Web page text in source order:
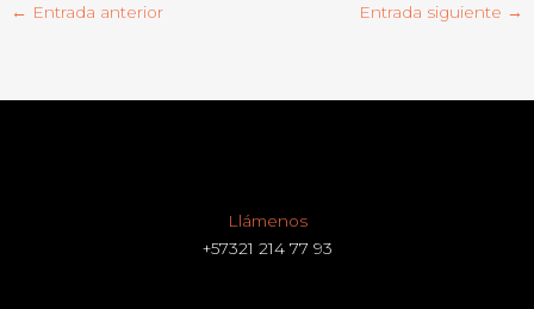
← Entrada anterior Entrada siguiente →
Llámenos
+57321 214 77 93